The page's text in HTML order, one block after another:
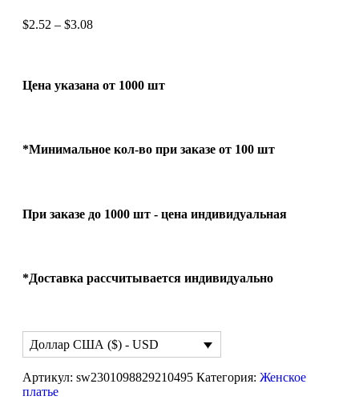
$2.52 – $3.08
Цена указана от 1000 шт
*Минимальное кол-во при заказе от 100 шт
При заказе до 1000 шт - цена индивидуальная
*Доставка рассчитывается индивидуально
Доллар США ($) - USD
Артикул: sw2301098829210495 Категория: Женское
платье